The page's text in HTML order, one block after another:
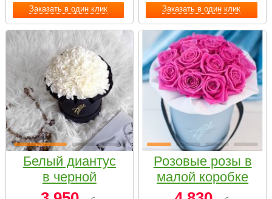
Заказать в один клик Заказать в один клик
Белый диантус
в черной
коробке Small
Розовые розы в
малой коробке